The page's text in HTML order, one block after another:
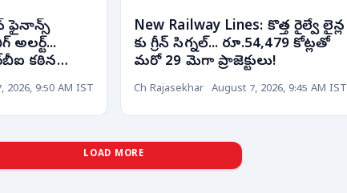
ఫైనాన్స్
కఠిన
2026, 9:50 AM IST
New Railway Lines: కొత్త రైల్వే లైన్ల
కు గ్రీన్ సిగ్నల్... రూ.54,479 కోట్లతో
మరో 29 మెగా ప్రాజెక్టులు!
Ch Rajasekhar August 7, 2026, 9:45 AM IST
LOAD MORE